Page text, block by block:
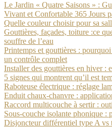
Le Jardin « Quatre Saisons » :
Vivant et Confortable 365 Jours
Quelle couleur choisir pour sa
Gouttières, façades, toiture :ce
souffre de l’eau
Printemps et gouttières :
un contrôle complet
Installer des gouttières en hiver :
5 signes qui montrent qu’il est
Raboteuse électrique : réglage
Enduit chaux-chanvre :
Raccord multicouche à sertir :
Sous-couche isolante phonique :
Disjoncteur différentiel type A